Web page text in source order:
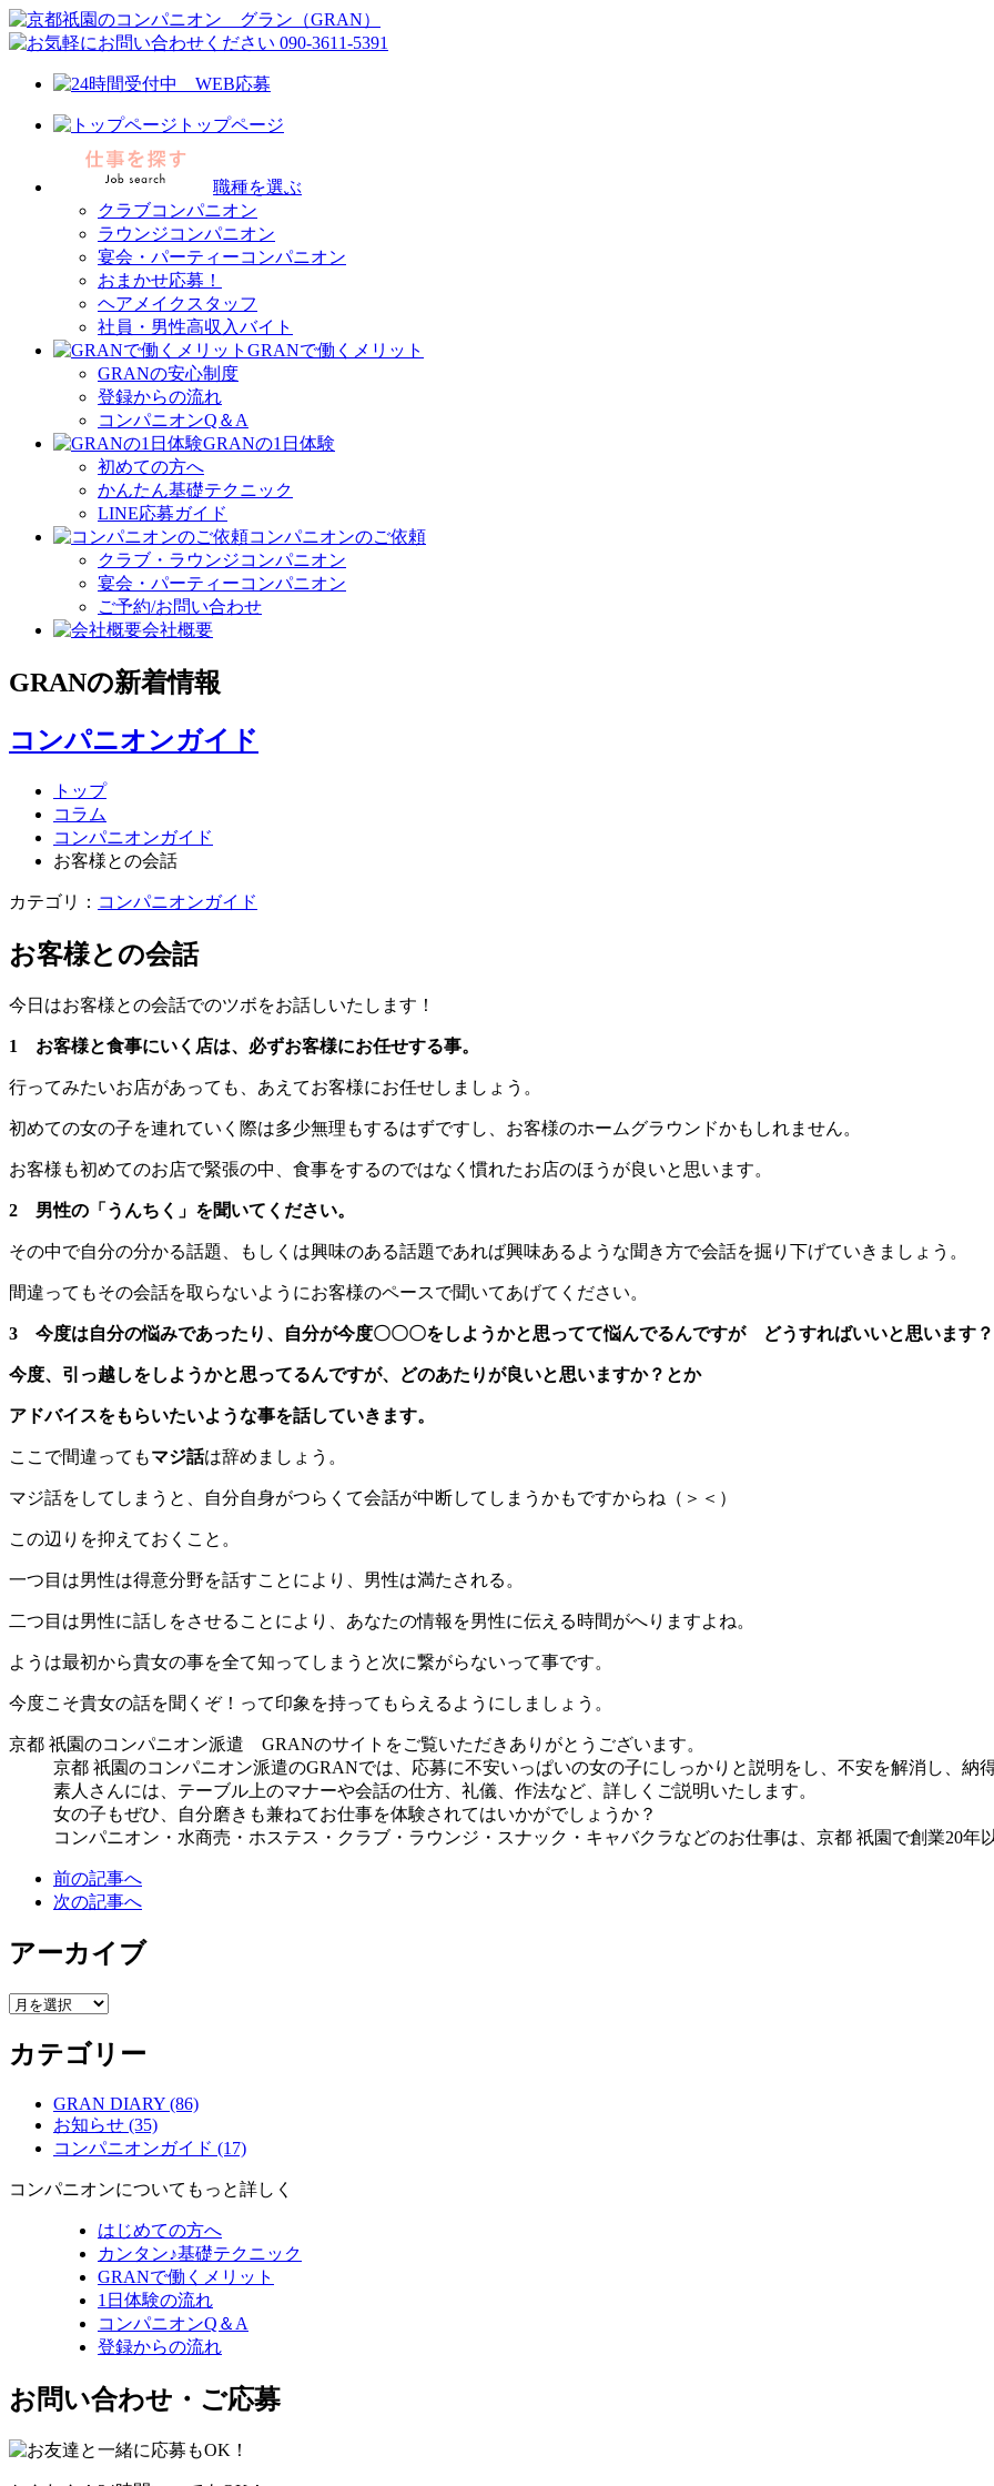
トップページ
職種を選ぶ
クラブコンパニオン
ラウンジコンパニオン
宴会・パーティーコンパニオン
おまかせ応募！
ヘアメイクスタッフ
社員・男性高収入バイト
GRANで働くメリット
GRANの安心制度
登録からの流れ
コンパニオンQ＆A
GRANの1日体験
初めての方へ
かんたん基礎テクニック
LINE応募ガイド
コンパニオンのご依頼
クラブ・ラウンジコンパニオン
宴会・パーティーコンパニオン
ご予約/お問い合わせ
会社概要
GRANの新着情報
コンパニオンガイド
トップ
コラム
コンパニオンガイド
お客様との会話
カテゴリ： コンパニオンガイド
お客様との会話
今日はお客様との会話でのツボをお話しいたします！
1 お客様と食事にいく店は、必ずお客様にお任せする事。
行ってみたいお店があっても、あえてお客様にお任せしましょう。
初めての女の子を連れていく際は多少無理もするはずですし、お客様のホームグラウンドかもしれません。
お客様も初めてのお店で緊張の中、食事をするのではなく慣れたお店のほうが良いと思います。
2 男性の「うんちく」を聞いてください。
その中で自分の分かる話題、もしくは興味のある話題であれば興味あるような聞き方で会話を掘り下げていきましょう。
間違ってもその会話を取らないようにお客様のペースで聞いてあげてください。
3 今度は自分の悩みであったり、自分が今度〇〇〇をしようかと思ってて悩んでるんですが どうすればいいと思います
今度、引っ越しをしようかと思ってるんですが、どのあたりが良いと思いますか？とか
アドバイスをもらいたいような事を話していきます。
ここで間違ってもマジ話は辞めましょう。
マジ話をしてしまうと、自分自身がつらくて会話が中断してしまうかもですからね（＞＜）
この辺りを抑えておくこと。
一つ目は男性は得意分野を話すことにより、男性は満たされる。
二つ目は男性に話しをさせることにより、あなたの情報を男性に伝える時間がへりますよね。
ようは最初から貴女の事を全て知ってしまうと次に繋がらないって事です。
今度こそ貴女の話を聞くぞ！って印象を持ってもらえるようにしましょう。
京都 祇園のコンパニオン派遣 GRANのサイトをご覧いただきありがとうございます。
京都 祇園のコンパニオン派遣のGRANでは、応募に不安いっぱいの女の子にしっかりと説明をし、不安を解消 し、納
素人さんには、テーブル上のマナーや会話の仕方、礼儀、作法など、詳しくご説明いたします。
女の子もぜひ、自分磨きも兼ねてお仕事を体験されてはいかがでしょうか？
コンパニオン・水商売・ホステス・クラブ・ラウンジ・スナック・キャバクラなどのお仕事は、京都 祇園で創業20
前の記事へ
次の記事へ
アーカイブ
ア
カ
イ
カテゴリー
GRAN DIARY (86)
お知らせ (35)
コンパニオンガイド (17)
コンパニオンについてもっと詳しく
はじめての方へ
カンタン♪基礎テクニック
GRANで働くメリット
1日体験の流れ
コンパニオンQ＆A
登録からの流れ
お問い合わせ・ご応募